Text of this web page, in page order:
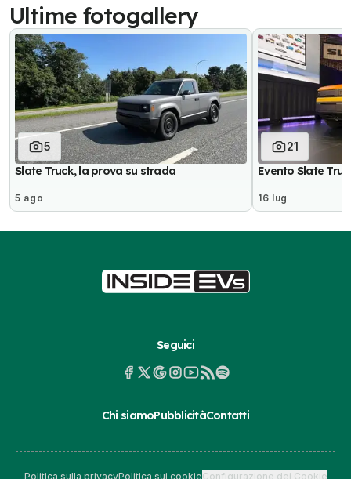
Ultime fotogallery
5
Slate Truck, la prova su strada
5 ago
21
Evento Slate
16 lug
Seguici
Chi siamoPubblicitàContatti
Politica sulla privacyPolitica sui cookieConfigurazione dei Cookie